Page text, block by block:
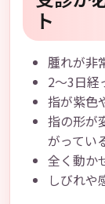
ト
腫れが非
2〜3日経
指が紫色
指の形が
がってい
全く動か
しびれや